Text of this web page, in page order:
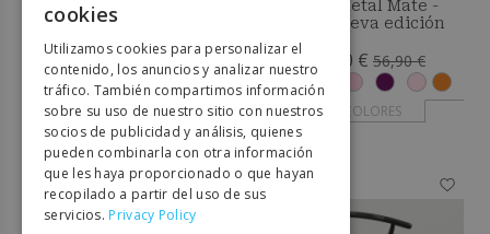
59,00 €
+ COLORES
Metalix Metal Mate -
60cm - Nueva edición
38,00 € 56,90 €
+ COLORES
-32% -35%
DUTCH
GERMAN
ITALIAN
PORTUGUESE
cookies
Utilizamos cookies para personalizar el
contenido, los anuncios y analizar nuestro
tráfico. También compartimos información
sobre su uso de nuestro sitio con nuestros
socios de publicidad y análisis, quienes
pueden combinarla con otra información
que les haya proporcionado o que hayan
recopilado a partir del uso de sus
servicios. Privacy Policy